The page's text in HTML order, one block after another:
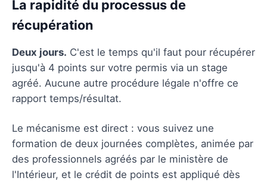
La rapidité du processus de
récupération
Deux jours. C'est le temps qu'il faut pour récupérer
jusqu'à 4 points sur votre permis via un stage
agréé. Aucune autre procédure légale n'offre ce
rapport temps/résultat.
Le mécanisme est direct : vous suivez une
formation de deux journées complètes, animée par
des professionnels agréés par le ministère de
l'Intérieur, et le crédit de points est appliqué dès